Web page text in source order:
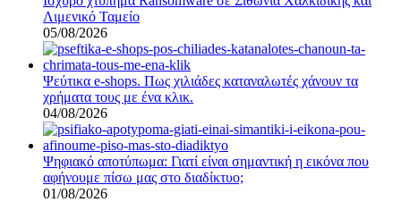
Λιμενικό Ταμείο
05/08/2026
Ψεύτικα e-shops. Πως χιλιάδες καταναλωτές χάνουν τα
χρήματα τους με ένα κλικ.
04/08/2026
Ψηφιακό αποτύπωμα: Γιατί είναι σημαντική η εικόνα που
αφήνουμε πίσω μας στο διαδίκτυο;
01/08/2026